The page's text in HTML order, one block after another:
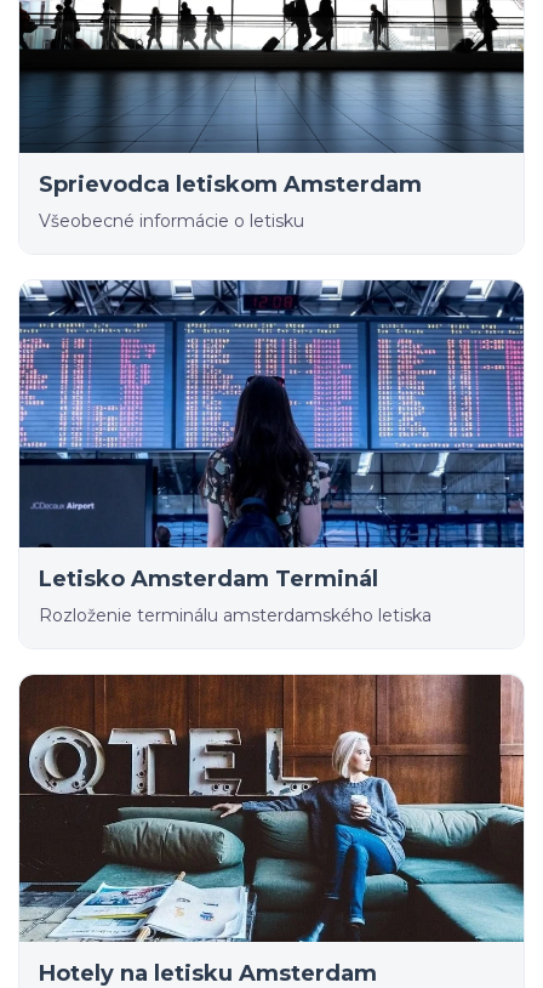
Sprievodca letiskom Amsterdam
Všeobecné informácie o letisku
Letisko Amsterdam Terminál
Rozloženie terminálu amsterdamského letiska
Hotely na letisku Amsterdam